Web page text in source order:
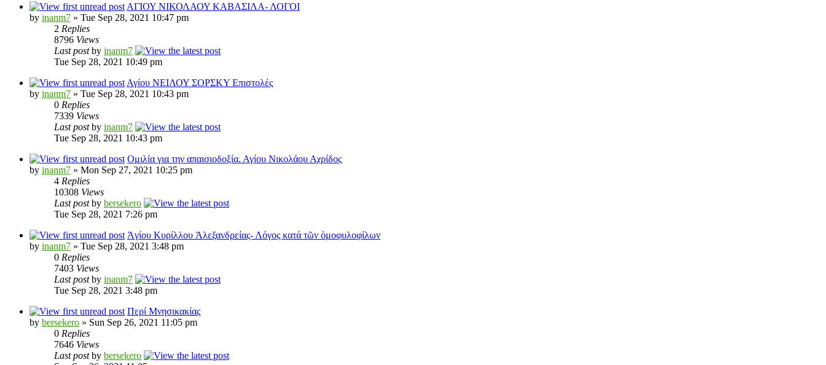
ΑΓΙΟΥ ΝΙΚΟΛΑΟΥ ΚΑΒΑΣΙΛΑ- ΛΟΓΟΙ
by inanm7 » Tue Sep 28, 2021 10:47 pm
2 Replies
8796 Views
Last postby inanm7
Tue Sep 28, 2021 10:49 pm
Αγίου ΝΕΙΛΟΥ ΣΟΡΣΚΥ Επιστολές
by inanm7 » Tue Sep 28, 2021 10:43 pm
0 Replies
7339 Views
Last postby inanm7
Tue Sep 28, 2021 10:43 pm
Ομιλία για την απαισιοδοξία. Αγίου Νικολάου Αχρίδος
by inanm7 » Mon Sep 27, 2021 10:25 pm
4 Replies
10308 Views
Last postby bersekero
Tue Sep 28, 2021 7:26 pm
Ἁγίου Κυρίλλου Ἀλεξανδρείας- Λόγος κατά τῶν ὁμοφυλοφίλων
by inanm7 » Tue Sep 28, 2021 3:48 pm
0 Replies
7403 Views
Last postby inanm7
Tue Sep 28, 2021 3:48 pm
Περί Μνησικακίας
by bersekero » Sun Sep 26, 2021 11:05 pm
0 Replies
7646 Views
Last postby bersekero